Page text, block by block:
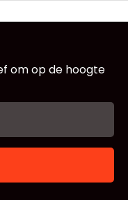
om op de hoogte